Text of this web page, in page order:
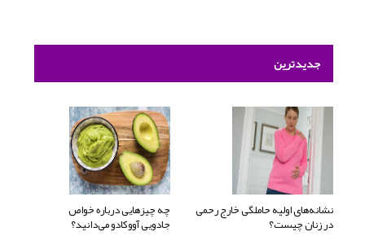
جدیدترین
نشانه‌های اولیه حاملگی خارج رحمی
در زنان چیست؟
چه چیزهایی درباره خواص
جادویی آووکادو می‌دانید؟